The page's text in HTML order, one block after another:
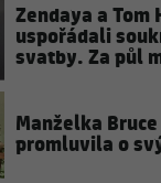
Zendaya a Tom
uspořádali
svatby. Za půl
Manželka
promluvila o